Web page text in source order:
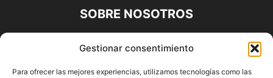
Gestionar consentimiento
Para ofrecer las mejores experiencias, utilizamos tecnologías como las
SOBRE NOSOTROS
Diario Alhaurín (www.alhaurindelatorre.com) Propiedad de
Francisco E. López López | 639 95 71 95 | Noticias de
Alhaurín de la Torre, Málaga y Provincia|